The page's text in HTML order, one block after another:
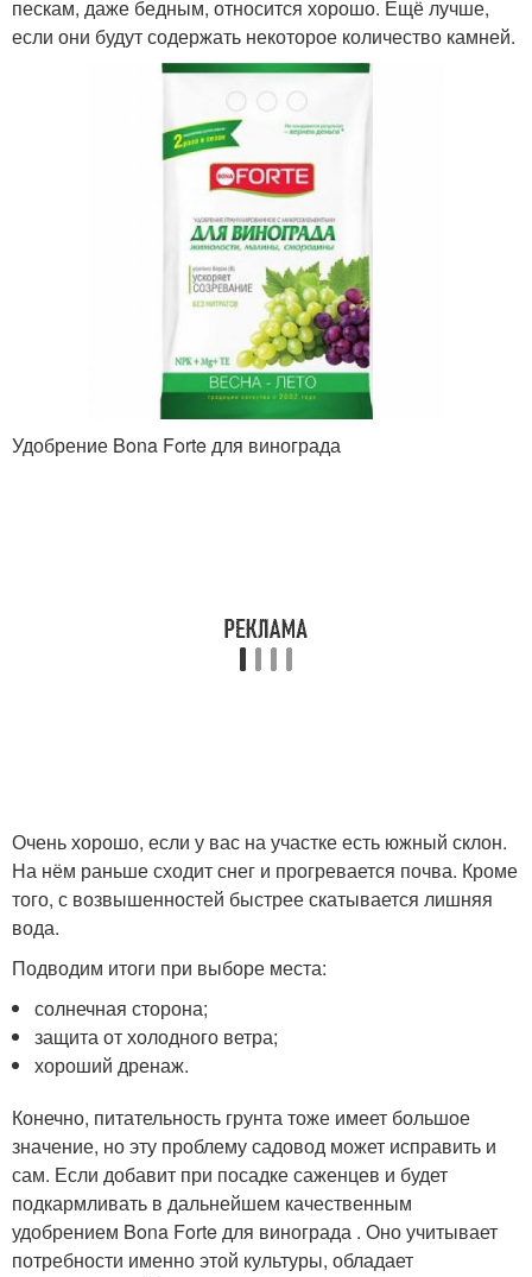
пескам, даже бедным, относится хорошо. Ещё лучше,
если они будут содержать некоторое количество камней.
Удобрение Bona Forte для винограда
Очень хорошо, если у вас на участке есть южный склон.
На нём раньше сходит снег и прогревается почва. Кроме
того, с возвышенностей быстрее скатывается лишняя
вода.
Подводим итоги при выборе места:
солнечная сторона;
защита от холодного ветра;
хороший дренаж.
Конечно, питательность грунта тоже имеет большое
значение, но эту проблему садовод может исправить и
сам. Если добавит при посадке саженцев и будет
подкармливать в дальнейшем качественным
удобрением Bona Forte для винограда . Оно учитывает
потребности именно этой культуры, обладает